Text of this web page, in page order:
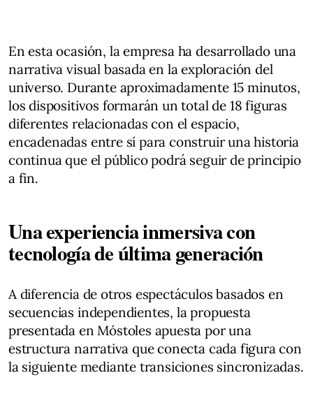
En esta ocasión, la empresa ha desarrollado una
narrativa visual basada en la exploración del
universo. Durante aproximadamente 15 minutos,
los dispositivos formarán un total de 18 figuras
diferentes relacionadas con el espacio,
encadenadas entre sí para construir una historia
continua que el público podrá seguir de principio
a fin.
Una experiencia inmersiva con
tecnología de última generación
A diferencia de otros espectáculos basados en
secuencias independientes, la propuesta
presentada en Móstoles apuesta por una
estructura narrativa que conecta cada figura con
la siguiente mediante transiciones sincronizadas.